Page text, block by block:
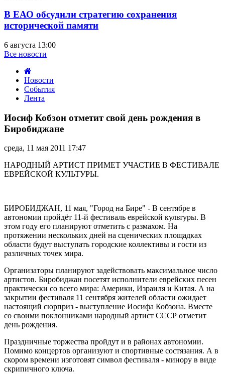
В ЕАО обсудили стратегию сохранения
исторической памяти
6 августа 13:00
Все новости
Новости
События
Лента
Кобзон
отметит
свой
рождения
в
Биробиджане
Иосиф Кобзон отметит свой день рождения в
Биробиджане
среда, 11 мая 2011 17:47
НАРОДНЫЙ АРТИСТ ПРИМЕТ УЧАСТИЕ В ФЕСТИВАЛЕ
ЕВРЕЙСКОЙ КУЛЬТУРЫ.
БИРОБИДЖАН, 11 мая, "Город на Бире" - В сентябре в
автономии пройдёт 11-й фестиваль еврейской культуры. В
этом году его планируют отметить с размахом. На
протяжении нескольких дней на сценических площадках
области будут выступать городские коллективы и гости из
различных точек мира.
Организаторы планируют задействовать максимальное число
артистов. Биробиджан посетят исполнители еврейских песен
практически со всего мира: Америки, Израиля и Китая. А на
закрытии фестиваля 11 сентября жителей области ожидает
настоящий сюрприз - выступление Иосифа Кобзона. Вместе
со своими поклонниками народный артист СССР отметит
день рождения.
Праздничные торжества пройдут и в районах автономии.
Помимо концертов организуют и спортивные состязания. А в
скором времени изготовят символ фестиваля - минору в виде
скрипичного ключа.